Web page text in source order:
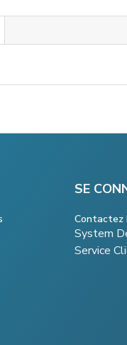
SE
Contactez
System
Service